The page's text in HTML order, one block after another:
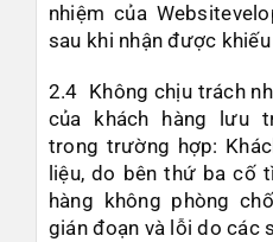
nhiệm của
sau khi nhận được khiếu
2.4 Không chịu trách
của khách hàng lưu
trong trường hợp:
liệu, do bên thứ ba cố
hàng không phòng
gián đoạn và lỗi do các